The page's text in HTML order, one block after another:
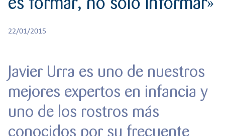
CREATIVIDAD
BACHILLERATO
22/01/2015
Javier Urra es uno de nuestros
mejores expertos en infancia y
uno de los rostros más
conocidos por su frecuente